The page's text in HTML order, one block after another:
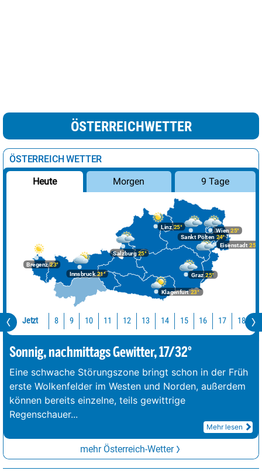
ÖSTERREICHWETTER
ÖSTERREICH WETTER
Heute Morgen 9 Tage
Bregenz23°
Graz25°
Innsbruck21°
Klagenfurt 23°
Linz25°
Salzburg25°
Wien 25°
Eisenstadt 25°
Sankt Pölten 24°
Jetzt 8 9 10 11 12 13 14 15 16 17 18
Sonnig, nachmittags Gewitter, 17/32°
Eine schwache Störungszone bringt schon in der Früh
erste Wolkenfelder im Westen und Norden, außerdem
können bereits einzelne, teils gewittrige
Regenschauer...
Mehr lesen
mehr Österreich-Wetter